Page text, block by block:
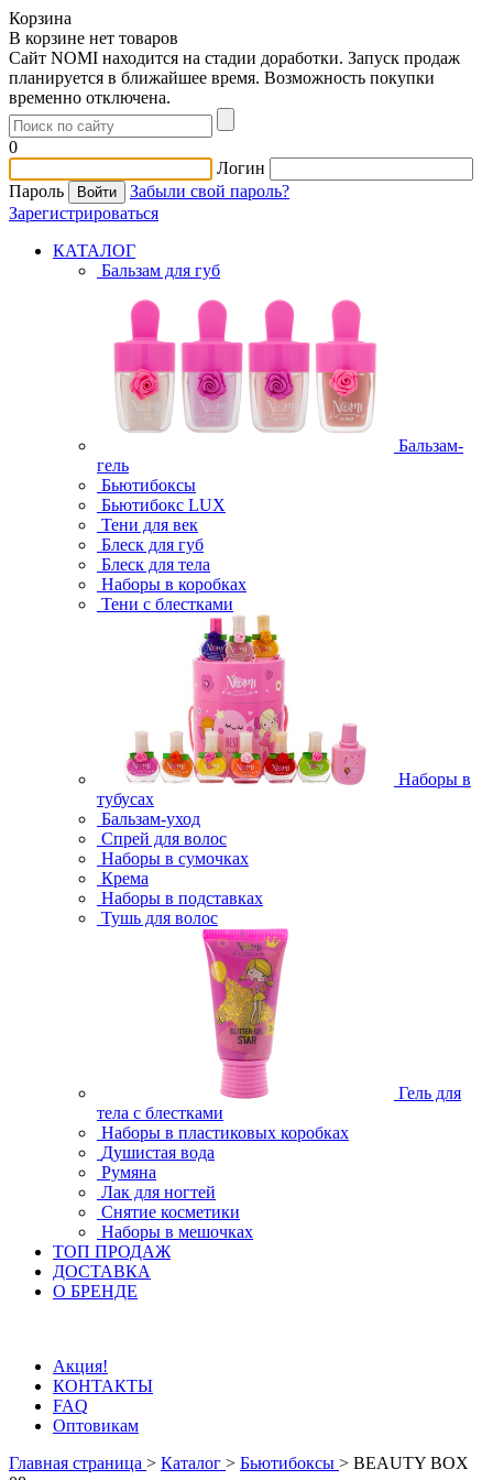
Корзина
В корзине нет товаров
Сайт NOMI находится на стадии доработки. Запуск продаж
планируется в ближайшее время. Возможность покупки
временно отключена.
0
Логин
Пароль
Забыли свой пароль?
Зарегистрироваться
КАТАЛОГ
Бальзам для губ
Бальзам-
гель
Бьютибоксы
Бьютибокс LUX
Тени для век
Блеск для губ
Блеск для тела
Наборы в коробках
Тени с блестками
Наборы в
тубусах
Бальзам-уход
Спрей для волос
Наборы в сумочках
Крема
Наборы в подставках
Тушь для волос
Гель для
тела с блестками
Наборы в пластиковых коробках
Душистая вода
Румяна
Лак для ногтей
Снятие косметики
Наборы в мешочках
ТОП ПРОДАЖ
ДОСТАВКА
О БРЕНДЕ
Акция!
КОНТАКТЫ
FAQ
Оптовикам
Главная страница > Каталог > Бьютибоксы > BEAUTY BOX